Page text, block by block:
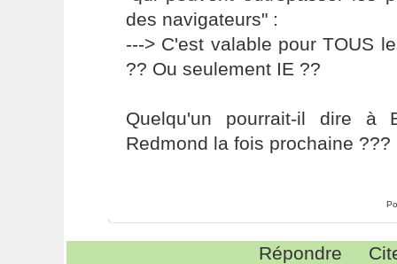
des navigateurs" :
---> C'est valable pour TOUS
?? Ou seulement IE ??
Quelqu'un pourrait-il dire à
Redmond la fois prochaine ???
Répondre